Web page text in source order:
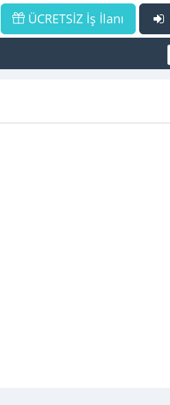
ÜCRETSİZ İş İlanı